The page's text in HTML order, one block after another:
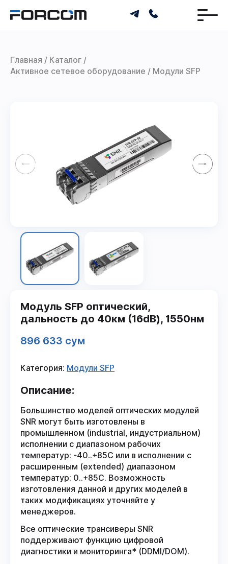
Главная
Каталог
Активное сетевое оборудование
Модули SFP
Модуль SFP оптический,
дальность до 40км (16dB), 1550нм
896 633 сум
Категория: Модули SFP
Описание:
Большинство моделей оптических модулей
SNR могут быть изготовлены в
промышленном (industrial, индустриальном)
исполнении с диапазоном рабочих
температур: -40..+85С или в исполнении с
расширенным (extended) диапазоном
температур: 0..+85С. Возможность
изготовления данной и других моделей в
таких модификациях уточняйте у
менеджеров.
Все оптические трансиверы SNR
поддерживают функцию цифровой
диагностики и мониторинга* (DDMI/DOM).